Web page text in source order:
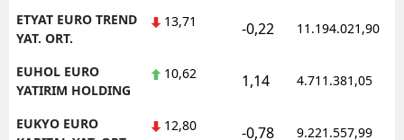
ETYAT EURO TREND
YAT. ORT.
13,71 -0,22 11.194.021,90
EUHOL EURO
YATIRIM HOLDING
10,62 1,14 4.711.381,05
EUKYO EURO
12,80 -0,78 9.221.557,99